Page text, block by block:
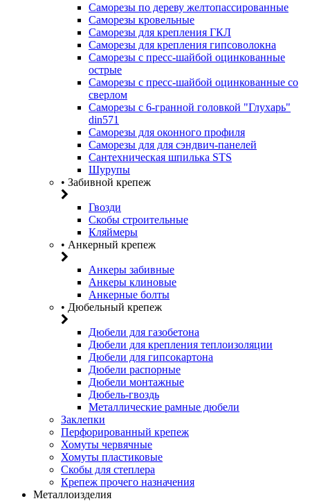
Саморезы по дереву желтопассированные
Саморезы кровельные
Саморезы для крепления ГКЛ
Саморезы для крепления гипсоволокна
Саморезы с пресс-шайбой оцинкованные
острые
Саморезы с пресс-шайбой оцинкованные со
сверлом
Саморезы с 6-гранной головкой "Глухарь"
din571
Саморезы для оконного профиля
Саморезы для для сэндвич-панелей
Сантехническая шпилька STS
Шурупы
• Забивной крепеж
Гвозди
Скобы строительные
Кляймеры
• Анкерный крепеж
Анкеры забивные
Анкеры клиновые
Анкерные болты
• Дюбельный крепеж
Дюбели для газобетона
Дюбели для крепления теплоизоляции
Дюбели для гипсокартона
Дюбели распорные
Дюбели монтажные
Дюбель-гвоздь
Металлические рамные дюбели
Заклепки
Перфорированный крепеж
Хомуты червячные
Хомуты пластиковые
Скобы для степлера
Крепеж прочего назначения
Металлоизделия